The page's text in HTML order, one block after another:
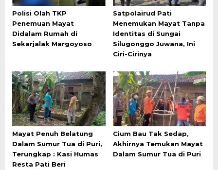
Polisi Olah TKP
Penemuan Mayat
Didalam Rumah di
Sekarjalak Margoyoso
Satpolairud Pati
Menemukan Mayat Tanpa
Identitas di Sungai
Silugonggo Juwana, Ini
Ciri-Cirinya
Mayat Penuh Belatung
Dalam Sumur Tua di Puri,
Terungkap : Kasi Humas
Resta Pati Beri
Cium Bau Tak Sedap,
Akhirnya Temukan Mayat
Dalam Sumur Tua di Puri